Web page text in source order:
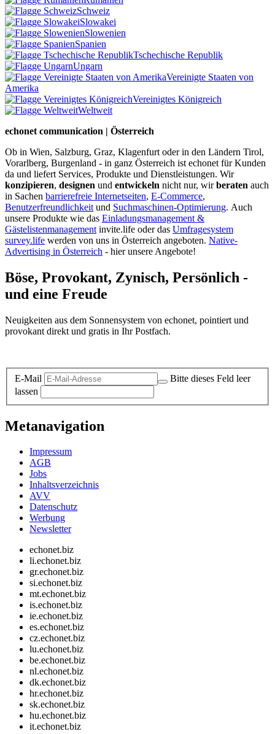
Schweiz
Slowakei
Slowenien
Spanien
Tschechische Republik
Ungarn
Vereinigte Staaten von
Amerika
Vereinigtes Königreich
Weltweit
echonet communication | Österreich
Ob in Wien, Salzburg, Graz, Klagenfurt oder in den Ländern Tirol,
Vorarlberg, Burgenland - in ganz Österreich ist echonet für Kunden
da und liefert Services, Produkte und Dienstleistungen. Wir
konzipieren, designen und entwickeln nicht nur, wirberaten auch
in Sachen barrierefreie Internetseiten, E-Commerce,
Benutzerfreundlichkeit und Suchmaschinen-Optimierung. Auch
unsere Produkte wie das Einladungsmanagement &
Gästelistenmanagement invite.life oder das Umfragesystem
survey.life werden von uns in Österreich angeboten. Native-
Advertising in Österreich - hier unsere Angebote!
Böse, Provokant, Zynisch, Persönlich -
und eine Freude
Neuigkeiten aus dem Sonnensystem von echonet, pointiert und
provokant direkt und gratis in Ihr Postfach.
E-Mail
Bitte dieses Feld leer
lassen
Metanavigation
Impressum
AGB
Jobs
Inhaltsverzeichnis
AVV
Datenschutz
Werbung
Newsletter
echonet.biz
li.echonet.biz
gr.echonet.biz
si.echonet.biz
mt.echonet.biz
is.echonet.biz
ie.echonet.biz
es.echonet.biz
cz.echonet.biz
lu.echonet.biz
be.echonet.biz
nl.echonet.biz
dk.echonet.biz
hr.echonet.biz
sk.echonet.biz
hu.echonet.biz
it.echonet.biz